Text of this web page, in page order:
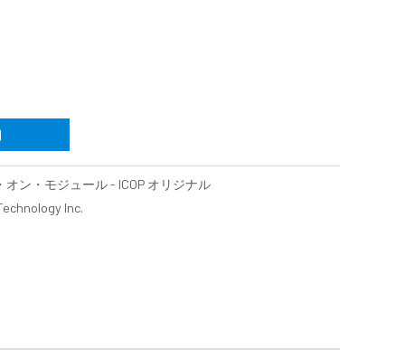
オン・モジュール - ICOP オリジナル
Inc.